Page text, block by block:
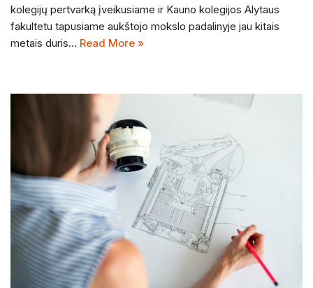
kolegijų pertvarką įveikusiame ir Kauno kolegijos Alytaus
fakultetu tapusiame aukštojo mokslo padalinyje jau kitais
metais duris… Read More »